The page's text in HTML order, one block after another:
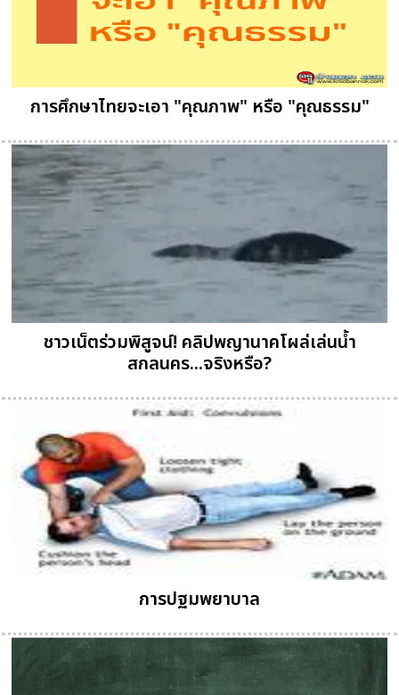
การศึกษาไทยจะเอา "คุณภาพ" หรือ "คุณธรรม"
ชาวเน็ตร่วมพิสูจน์! คลิปพญานาคโผล่เล่นน้ำ
สกลนคร...จริงหรือ?
การปฐมพยาบาล